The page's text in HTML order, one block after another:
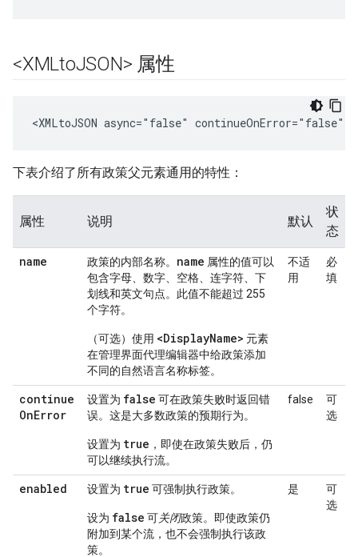
<XMLtoJSON> 属性
<XMLtoJSON async="false" continueOnError="false"
下表介绍了所有政策父元素通用的特性：
属性 说明 默认
状
态
name
政策的内部名称。 name 属性的值可以
包含字母、数字、空格、连字符、下
划线和英文句点。此值不能超过 255
个字符。
（可选）使用 <DisplayName> 元素
在管理界面代理编辑器中给政策添加
不同的自然语言名称标签。
不适
用
必
填
continue
OnError
设置为 false 可在政策失败时返回错
误。这是大多数政策的预期行为。
设置为 true ，即使在政策失败后，仍
可以继续执行流。
false
可
选
enabled 设置为 true 可强制执行政策。
设为 false 可关闭政策。即使政策仍
附加到某个流，也不会强制执行该政
策。
是
可
选